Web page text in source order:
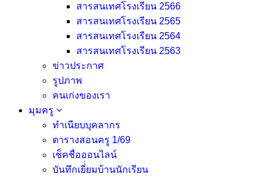
สารสนเทศโรงเรียน 2566
สารสนเทศโรงเรียน 2565
สารสนเทศโรงเรียน 2564
สารสนเทศโรงเรียน 2563
ข่าวประกาศ
รูปภาพ
คนเก่งของเรา
มุมครู
ทำเนียบบุคลากร
ตารางสอนครู 1/69
เช็คชื่อออนไลน์
บันทึกเยี่่ยมบ้านนักเรียน